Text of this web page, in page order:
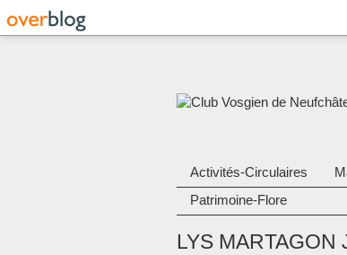
Activités-Circulaires
Patrimoine-Flore
LYS MARTAGON